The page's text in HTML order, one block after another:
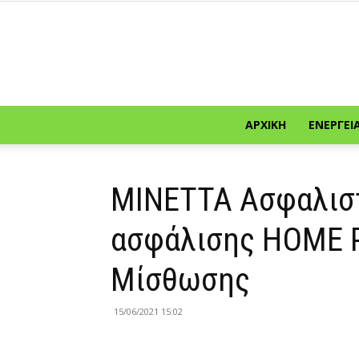
ΑΡΧΙΚΉ
ΜΙΝΕΤΤΑ
ασφάλισης HOME
Μίσθωσης
15/06/2021 15:02